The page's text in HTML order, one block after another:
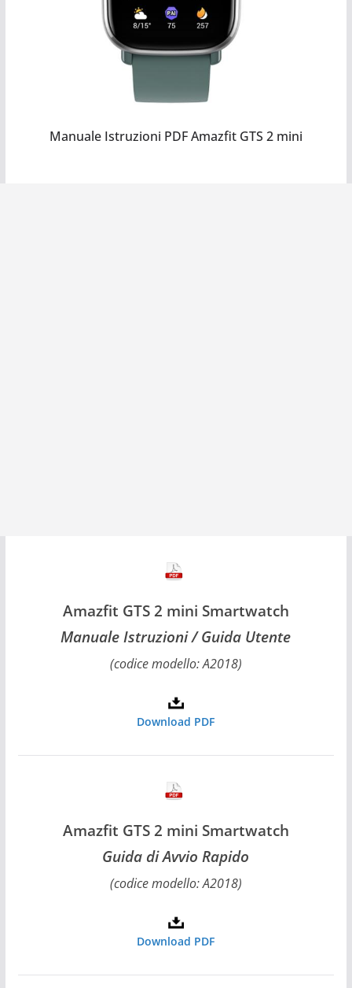
Manuale Istruzioni PDF Amazfit GTS 2 mini
Amazfit GTS 2 mini Smartwatch
Manuale Istruzioni / Guida Utente
(codice modello: A2018)
Download PDF
Amazfit GTS 2 mini Smartwatch
Guida di Avvio Rapido
(codice modello: A2018)
Download PDF